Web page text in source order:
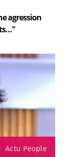
agression
Actu People